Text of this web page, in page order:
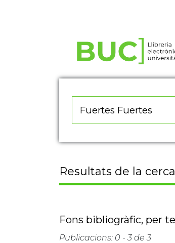
Resultats de la
Fons bibliogràfic, per
Publicacions: 0 - 3 de 3